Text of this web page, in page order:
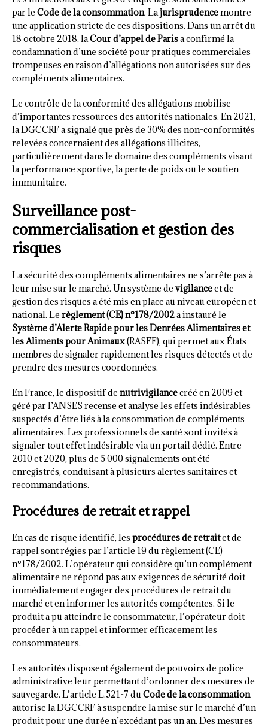
par le Code de la consommation. Lajurisprudencemontre
une application stricte de ces dispositions. Dans un arrêt du
18 octobre 2018, laCour d’appel de Parisa confirmé la
condamnation d’une société pour pratiques commerciales
trompeuses en raison d’allégations non autorisées sur des
compléments alimentaires.
Le contrôle de la conformité des allégations mobilise
d’importantes ressources des autorités nationales. En 2021,
la DGCCRF a signalé que près de 30% des non-conformités
relevées concernaient des allégations illicites,
particulièrement dans le domaine des compléments visant
la performance sportive, la perte de poids ou le soutien
immunitaire.
Surveillance post-
commercialisation et gestion des
risques
La sécurité des compléments alimentaires ne s’arrête pas à
leur mise sur le marché. Un système de vigilanceet de
gestion des risques a été mis en place au niveau européen et
national. Le règlement (CE) n°178/2002a instauré le
Système d’Alerte Rapide pour les Denrées Alimentaires et
les Aliments pour Animaux(RASFF), qui permet aux États
membres de signaler rapidement les risques détectés et de
prendre des mesures coordonnées.
En France, le dispositif de nutrivigilancecréé en 2009 et
géré par l’ANSES recense et analyse les effets indésirables
suspectés d’être liés à la consommation de compléments
alimentaires. Les professionnels de santé sont invités à
signaler tout effet indésirable via un portail dédié. Entre
2010 et 2020, plus de 5 000 signalements ont été
enregistrés, conduisant à plusieurs alertes sanitaires et
recommandations.
Procédures de retrait et rappel
En cas de risque identifié, les procédures de retraitet de
rappel sont régies par l’article 19 du règlement (CE)
n°178/2002. L’opérateur qui considère qu’un complément
alimentaire ne répond pas aux exigences de sécurité doit
immédiatement engager des procédures de retrait du
marché et en informer les autorités compétentes. Si le
produit a pu atteindre le consommateur, l’opérateur doit
procéder à un rappel et informer efficacement les
consommateurs.
Les autorités disposent également de pouvoirs de police
administrative leur permettant d’ordonner des mesures de
sauvegarde. L’article L.521-7 duCode de la consommation
autorise la DGCCRF à suspendre la mise sur le marché d’un
produit pour une durée n’excédant pas un an. Des mesures